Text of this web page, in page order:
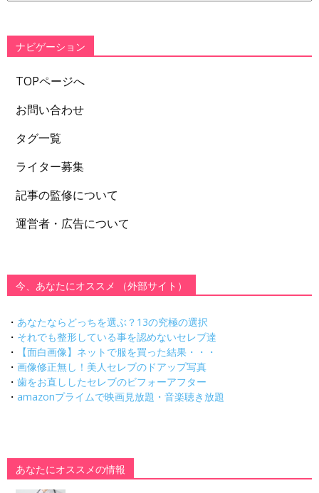
ー
ナビゲーション
TOPページへ
お問い合わせ
タグ一覧
ライター募集
記事の監修について
運営者・広告について
今、あなたにオススメ （外部サイト）
・ あなたならどっちを選ぶ？13の究極の選択
・ それでも整形している事を認めないセレブ達
・
【面白画像】ネットで服を買った結果・・・
・ 画像修正無し！美人セレブのドアップ写真
・ 歯をお直ししたセレブのビフォーアフター
・ amazonプライムで映画見放題・音楽聴き放題
あなたにオススメの情報